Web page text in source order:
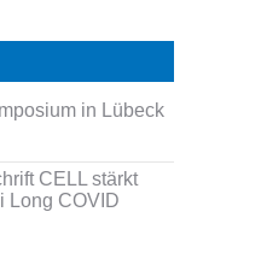
in Lübeck
CELL stärkt
Long COVID